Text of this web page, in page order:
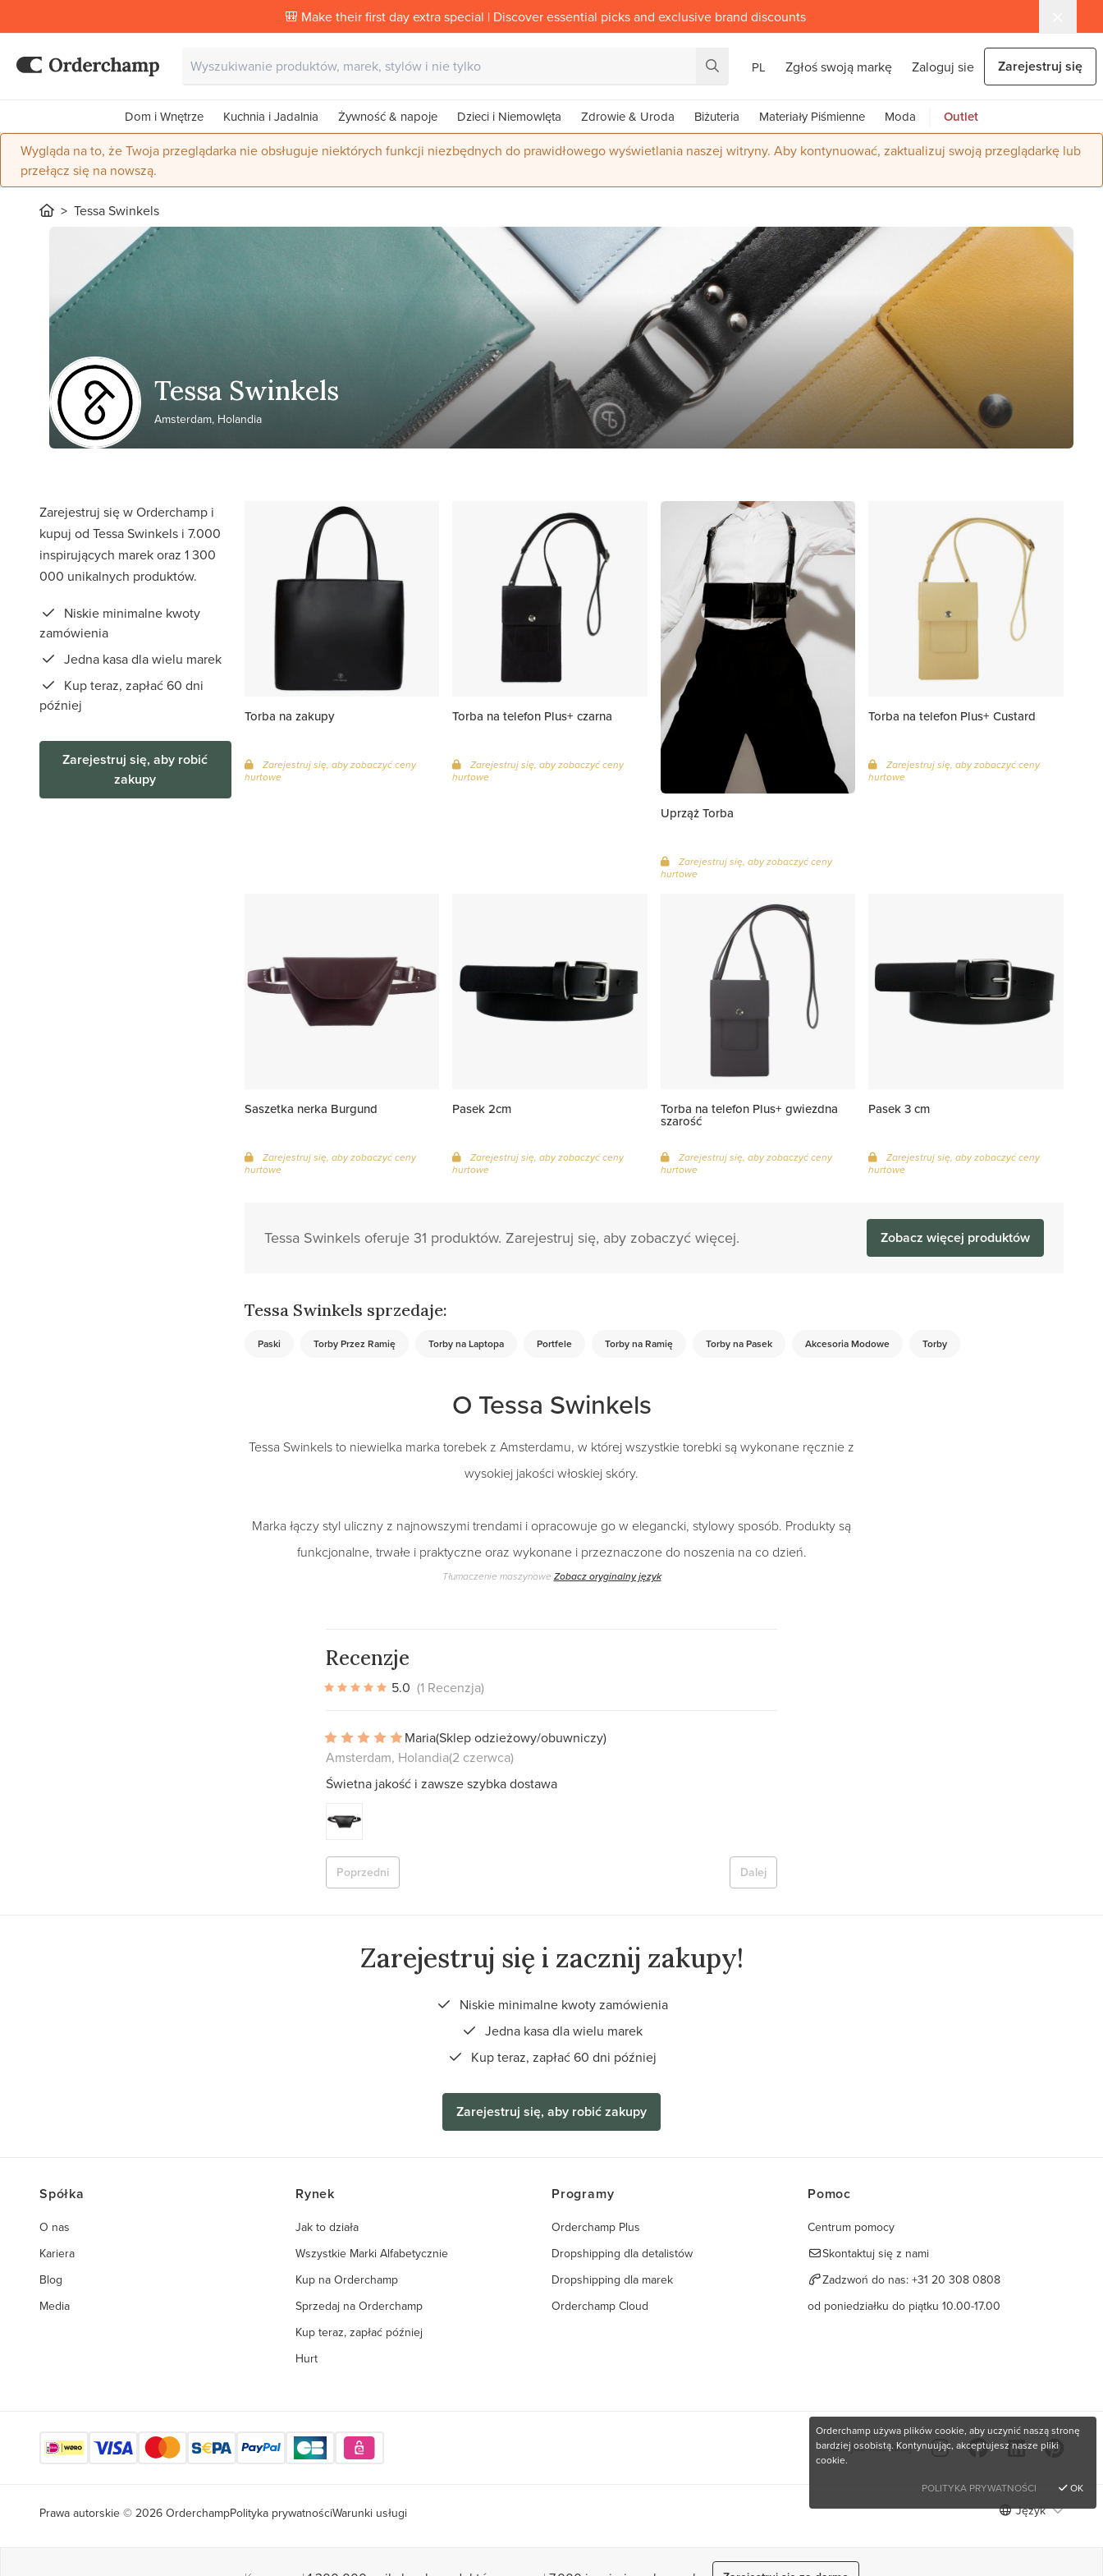
🎒 Make their first day extra special | Discover essential picks and exclusive brand discounts
PL Zgłoś swoją markę Zaloguj sie Zarejestruj się
Dom i Wnętrze Kuchnia i Jadalnia Żywność & napoje Dzieci i Niemowlęta Zdrowie & Uroda Biżuteria Materiały Piśmienne Moda Outlet
Wygląda na to, że Twoja przeglądarka nie obsługuje niektórych funkcji niezbędnych do prawidłowego wyświetlania naszej witryny. Aby kontynuować, zaktualizuj swoją przeglądarkę lub
przełącz się na nowszą.
Tessa Swinkels
Tessa Swinkels
Amsterdam, Holandia
Zarejestruj się w Orderchamp i
kupuj od Tessa Swinkels i 7.000
inspirujących marek oraz 1 300
000 unikalnych produktów.
Niskie minimalne kwoty
zamówienia
Jedna kasa dla wielu marek
Kup teraz, zapłać 60 dni
później
Zarejestruj się, aby robić
zakupy
Torba na zakupy
Zarejestruj się, aby zobaczyć ceny
hurtowe
Torba na telefon Plus+ czarna
Zarejestruj się, aby zobaczyć ceny
hurtowe
Uprząż Torba
Zarejestruj się, aby zobaczyć ceny
hurtowe
Torba na telefon Plus+ Custard
Zarejestruj się, aby zobaczyć ceny
hurtowe
Saszetka nerka Burgund
Zarejestruj się, aby zobaczyć ceny
hurtowe
Pasek 2cm
Zarejestruj się, aby zobaczyć ceny
hurtowe
Torba na telefon Plus+ gwiezdna
szarość
Zarejestruj się, aby zobaczyć ceny
hurtowe
Pasek 3 cm
Zarejestruj się, aby zobaczyć ceny
hurtowe
Tessa Swinkels oferuje 31 produktów. Zarejestruj się, aby zobaczyć więcej. Zobacz więcej produktów
Tessa Swinkels sprzedaje:
Paski Torby Przez Ramię Torby na Laptopa Portfele Torby na Ramię Torby na Pasek Akcesoria Modowe Torby
O Tessa Swinkels
Tessa Swinkels to niewielka marka torebek z Amsterdamu, w której wszystkie torebki są wykonane ręcznie z
wysokiej jakości włoskiej skóry.
Marka łączy styl uliczny z najnowszymi trendami i opracowuje go w elegancki, stylowy sposób. Produkty są
funkcjonalne, trwałe i praktyczne oraz wykonane i przeznaczone do noszenia na co dzień.
Tłumaczenie maszynowe Zobacz oryginalny język
Recenzje
5.0 (1 Recenzja)
Maria(Sklep odzieżowy/obuwniczy)
Amsterdam, Holandia(2 czerwca)
Świetna jakość i zawsze szybka dostawa
Dalej
Poprzedni
Zarejestruj się i zacznij zakupy!
Niskie minimalne kwoty zamówienia
Jedna kasa dla wielu marek
Kup teraz, zapłać 60 dni później
Zarejestruj się, aby robić zakupy
Spółka
O nas
Kariera
Blog
Media
Rynek
Jak to działa
Wszystkie Marki Alfabetycznie
Kup na Orderchamp
Sprzedaj na Orderchamp
Kup teraz, zapłać później
Hurt
Programy
Orderchamp Plus
Dropshipping dla detalistów
Dropshipping dla marek
Orderchamp Cloud
Pomoc
Centrum pomocy
Skontaktuj się z nami
Zadzwoń do nas: +31 20 308 0808
od poniedziałku do piątku 10.00-17.00
Znajdź nas tutaj
Prawa autorskie © 2026 OrderchampPolityka prywatnościWarunki usługi Język
Orderchamp używa plików cookie, aby uczynić naszą stronę
bardziej osobistą. Kontynuując, akceptujesz nasze pliki
cookie.
POLITYKA PRYWATNOŚCI
OK